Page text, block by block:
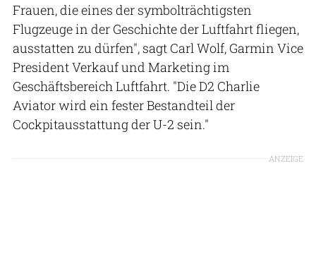
Frauen, die eines der symbolträchtigsten
Flugzeuge in der Geschichte der Luftfahrt fliegen,
ausstatten zu dürfen", sagt Carl Wolf, Garmin Vice
President Verkauf und Marketing im
Geschäftsbereich Luftfahrt. "Die D2 Charlie
Aviator wird ein fester Bestandteil der
Cockpitausstattung der U-2 sein."
ANZEIGE